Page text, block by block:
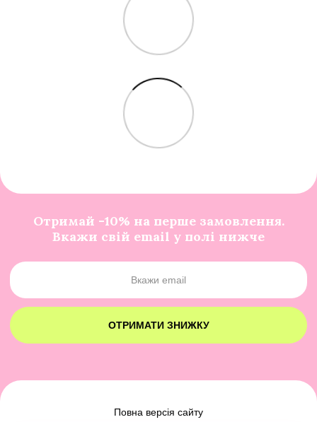
Отримай -10% на перше замовлення.
Вкажи свій email у полі нижче
ОТРИМАТИ ЗНИЖКУ
Повна версія сайту